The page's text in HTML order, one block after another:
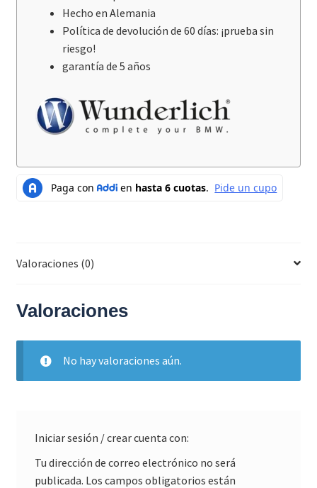
Hecho en Alemania
Política de devolución de 60 días: ¡prueba sin
riesgo!
garantía de 5 años
Valoraciones (0)
Valoraciones
No hay valoraciones aún.
Iniciar sesión / crear cuenta con:
Tu dirección de correo electrónico no será
publicada. Los campos obligatorios están